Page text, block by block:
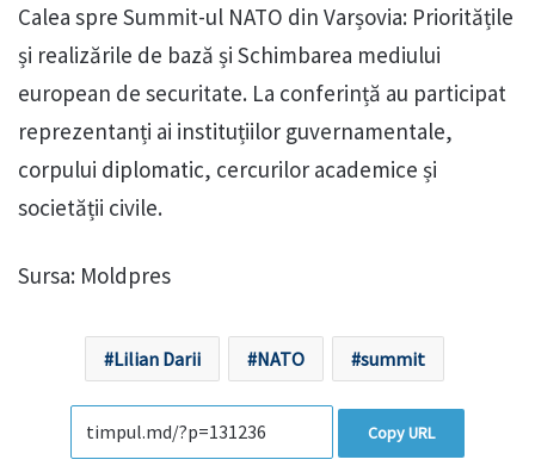
Calea spre Summit-ul NATO din Varșovia: Prioritățile
și realizările de bază și Schimbarea mediului
european de securitate. La conferință au participat
reprezentanți ai instituțiilor guvernamentale,
corpului diplomatic, cercurilor academice și
societății civile.
Sursa: Moldpres
Lilian Darii NATO summit
Copy URL